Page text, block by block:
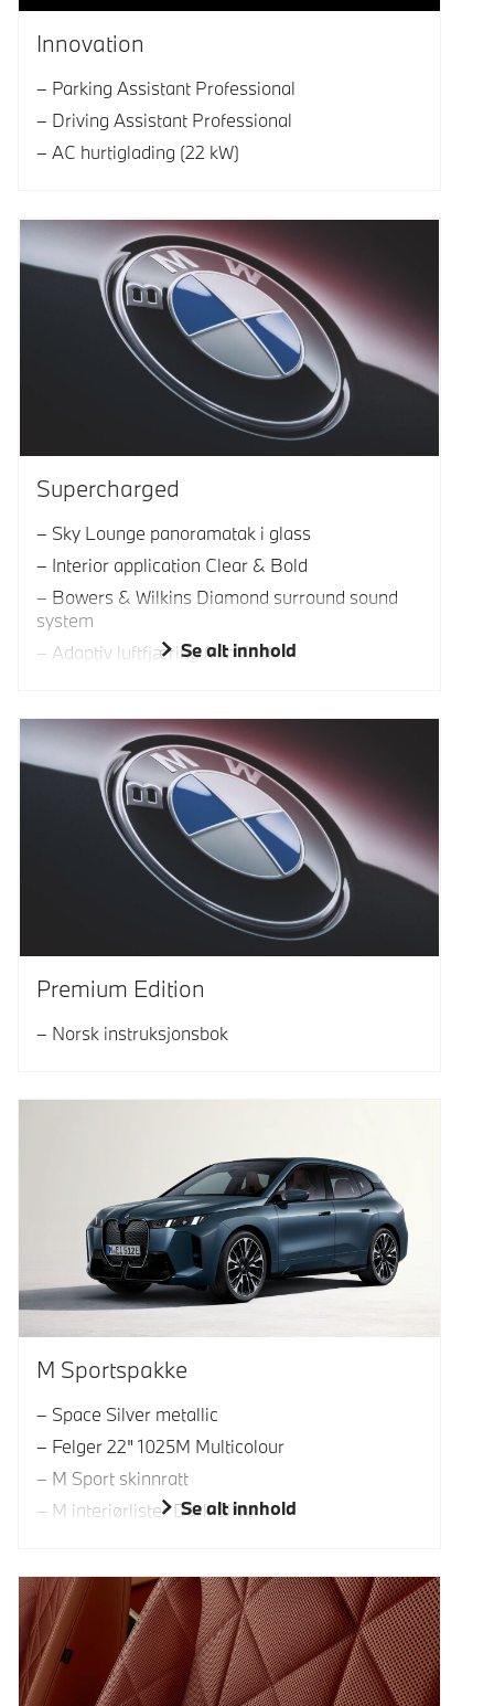
Innovation
Parking Assistant Professional
Driving Assistant Professional
AC hurtiglading (22 kW)
Supercharged
Sky Lounge panoramatak i glass
Interior application Clear & Bold
Bowers & Wilkins Diamond surround sound
system
Adaptiv luftfjæring fram/bak
Se alt innhold
Premium Edition
Norsk instruksjonsbok
M Sportspakke
Space Silver metallic
Felger 22" 1025M Multicolour
M Sport skinnratt
M interiørlister Dark Silver
Se alt innhold